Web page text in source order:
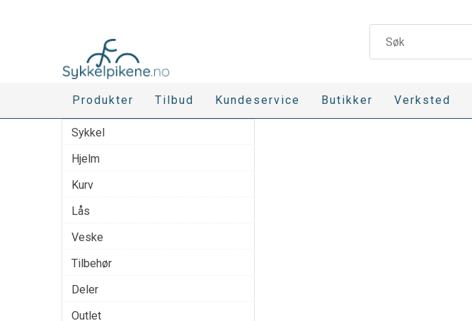
Produkter Tilbud Kundeservice Butikker Verksted
Sykkel
Hjelm
Kurv
Lås
Veske
Tilbehør
Deler
Outlet